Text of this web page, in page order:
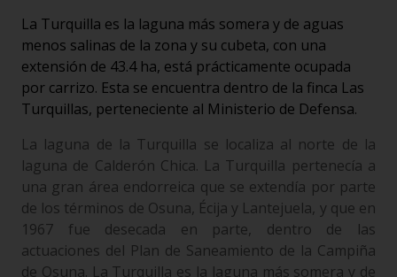
La Turquilla es la laguna más somera y de aguas
menos salinas de la zona y su cubeta, con una
extensión de 43.4 ha, está prácticamente ocupada
por carrizo. Esta se encuentra dentro de la finca Las
Turquillas, perteneciente al Ministerio de Defensa.
La laguna de la Turquilla se localiza al norte de la
laguna de Calderón Chica. La Turquilla pertenecía a
una gran área endorreica que se extendía por parte
de los términos de Osuna, Écija y Lantejuela, y que en
1967 fue desecada en parte, dentro de las
actuaciones del Plan de Saneamiento de la Campiña
de Osuna. La Turquilla es la laguna más somera y de